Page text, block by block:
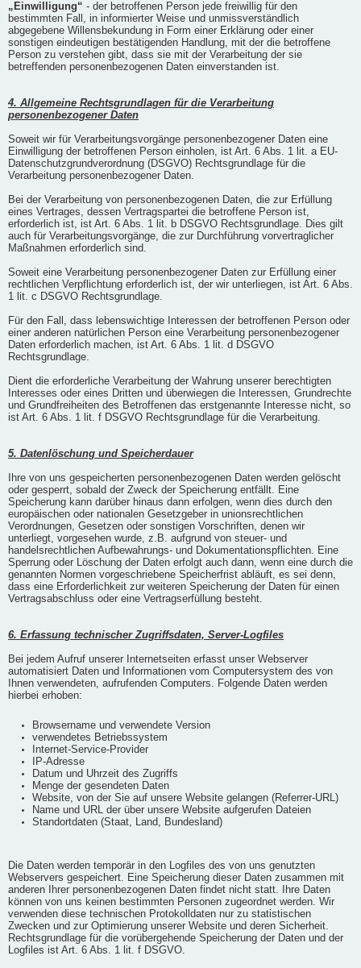
„Einwilligung“ - der betroffenen Person jede freiwillig für den
bestimmten Fall, in informierter Weise und unmissverständlich
abgegebene Willensbekundung in Form einer Erklärung oder einer
sonstigen eindeutigen bestätigenden Handlung, mit der die betroffene
Person zu verstehen gibt, dass sie mit der Verarbeitung der sie
betreffenden personenbezogenen Daten einverstanden ist.
4. Allgemeine Rechtsgrundlagen für die Verarbeitung
personenbezogener Daten
Soweit wir für Verarbeitungsvorgänge personenbezogener Daten eine
Einwilligung der betroffenen Person einholen, ist Art. 6 Abs. 1 lit. a EU-
Datenschutzgrundverordnung (DSGVO) Rechtsgrundlage für die
Verarbeitung personenbezogener Daten.
Bei der Verarbeitung von personenbezogenen Daten, die zur Erfüllung
eines Vertrages, dessen Vertragspartei die betroffene Person ist,
erforderlich ist, ist Art. 6 Abs. 1 lit. b DSGVO Rechtsgrundlage. Dies gilt
auch für Verarbeitungsvorgänge, die zur Durchführung vorvertraglicher
Maßnahmen erforderlich sind.
Soweit eine Verarbeitung personenbezogener Daten zur Erfüllung einer
rechtlichen Verpflichtung erforderlich ist, der wir unterliegen, ist Art. 6 Abs.
1 lit. c DSGVO Rechtsgrundlage.
Für den Fall, dass lebenswichtige Interessen der betroffenen Person oder
einer anderen natürlichen Person eine Verarbeitung personenbezogener
Daten erforderlich machen, ist Art. 6 Abs. 1 lit. d DSGVO
Rechtsgrundlage.
Dient die erforderliche Verarbeitung der Wahrung unserer berechtigten
Interesses oder eines Dritten und überwiegen die Interessen, Grundrechte
und Grundfreiheiten des Betroffenen das erstgenannte Interesse nicht, so
ist Art. 6 Abs. 1 lit. f DSGVO Rechtsgrundlage für die Verarbeitung.
5. Datenlöschung und Speicherdauer
Ihre von uns gespeicherten personenbezogenen Daten werden gelöscht
oder gesperrt, sobald der Zweck der Speicherung entfällt. Eine
Speicherung kann darüber hinaus dann erfolgen, wenn dies durch den
europäischen oder nationalen Gesetzgeber in unionsrechtlichen
Verordnungen, Gesetzen oder sonstigen Vorschriften, denen wir
unterliegt, vorgesehen wurde, z.B. aufgrund von steuer- und
handelsrechtlichen Aufbewahrungs- und Dokumentationspflichten. Eine
Sperrung oder Löschung der Daten erfolgt auch dann, wenn eine durch die
genannten Normen vorgeschriebene Speicherfrist abläuft, es sei denn,
dass eine Erforderlichkeit zur weiteren Speicherung der Daten für einen
Vertragsabschluss oder eine Vertragserfüllung besteht.
6. Erfassung technischer Zugriffsdaten, Server-Logfiles
Bei jedem Aufruf unserer Internetseiten erfasst unser Webserver
automatisiert Daten und Informationen vom Computersystem des von
Ihnen verwendeten, aufrufenden Computers. Folgende Daten werden
hierbei erhoben:
Browsername und verwendete Version
verwendetes Betriebssystem
Internet-Service-Provider
IP-Adresse
Datum und Uhrzeit des Zugriffs
Menge der gesendeten Daten
Website, von der Sie auf unsere Website gelangen (Referrer-URL)
Name und URL der über unsere Website aufgerufen Dateien
Standortdaten (Staat, Land, Bundesland)
Die Daten werden temporär in den Logfiles des von uns genutzten
Webservers gespeichert. Eine Speicherung dieser Daten zusammen mit
anderen Ihrer personenbezogenen Daten findet nicht statt. Ihre Daten
können von uns keinen bestimmten Personen zugeordnet werden. Wir
verwenden diese technischen Protokolldaten nur zu statistischen
Zwecken und zur Optimierung unserer Website und deren Sicherheit.
Rechtsgrundlage für die vorübergehende Speicherung der Daten und der
Logfiles ist Art. 6 Abs. 1 lit. f DSGVO.